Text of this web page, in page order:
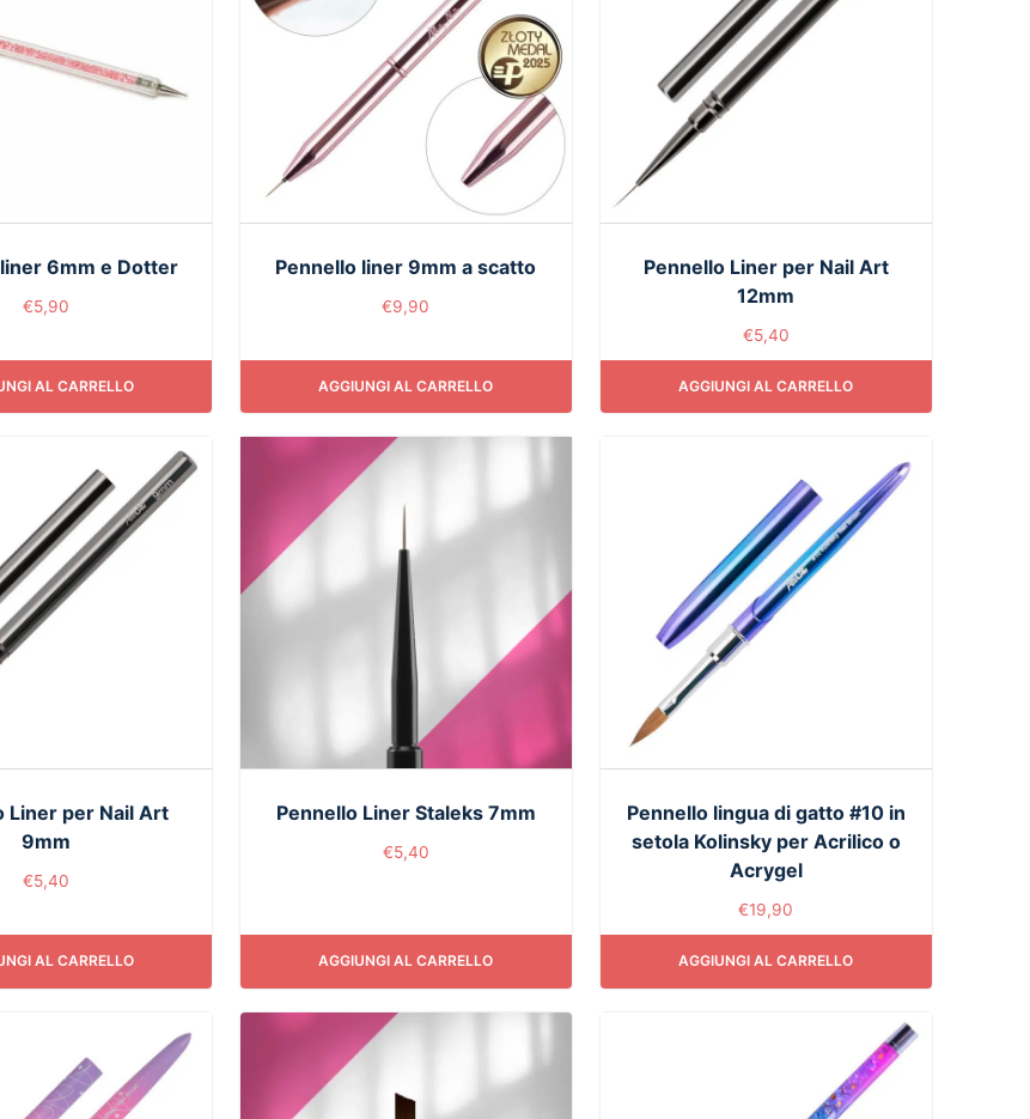
6mm e Dotter
€5,90
AL CARRELLO
Pennello liner 9mm a scatto
€9,90
AGGIUNGI AL CARRELLO
Pennello Liner per Nail Art
12mm
€5,40
AGGIUNGI AL CARRELLO
Liner per Nail Art
9mm
€5,40
AL CARRELLO
Pennello Liner Staleks 7mm
€5,40
AGGIUNGI AL CARRELLO
Pennello lingua di gatto #10 in
setola Kolinsky per Acrilico o
Acrygel
€19,90
AGGIUNGI AL CARRELLO